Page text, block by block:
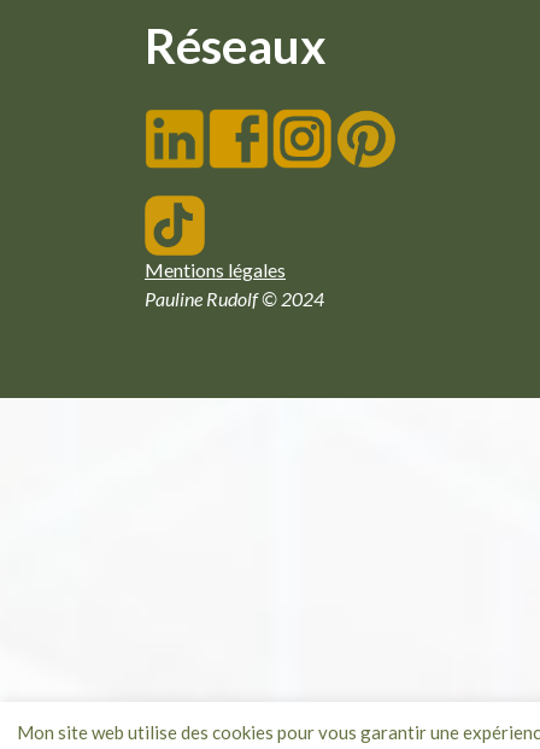
Mon site web utilise des cookies pour vous garantir une
Réseaux
Mentions légales
Pauline Rudolf © 2024